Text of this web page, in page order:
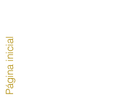
Página inicial